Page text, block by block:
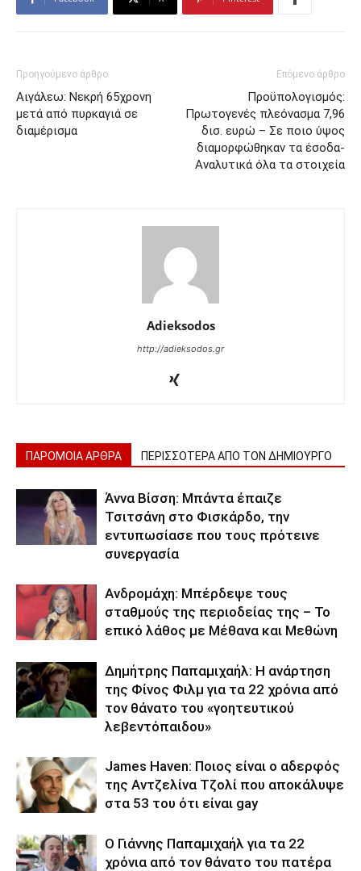
Προηγούμενο άρθρο
Αιγάλεω: Νεκρή 65χρονη
μετά από πυρκαγιά σε
διαμέρισμα
Επόμενο άρθρο
Προϋπολογισμός:
Πρωτογενές πλεόνασμα 7,96
δισ. ευρώ – Σε ποιο ύψος
διαμορφώθηκαν τα έσοδα-
Αναλυτικά όλα τα στοιχεία
Adieksodos
http://adieksodos.gr
ΠΑΡΟΜΟΙΑ ΑΡΘΡΑ ΠΕΡΙΣΣΟΤΕΡΑ ΑΠΟ ΤΟΝ ΔΗΜΙΟΥΡΓΟ
Άννα Βίσση: Μπάντα έπαιζε
Τσιτσάνη στο Φισκάρδο, την
εντυπωσίασε που τους πρότεινε
συνεργασία
Ανδρομάχη: Μπέρδεψε τους
σταθμούς της περιοδείας της – Το
επικό λάθος με Μέθανα και Μεθώνη
Δημήτρης Παπαμιχαήλ: Η ανάρτηση
της Φίνος Φιλμ για τα 22 χρόνια από
τον θάνατο του «γοητευτικού
λεβεντόπαιδου»
James Haven: Ποιος είναι ο αδερφός
της Αντζελίνα Τζολί που αποκάλυψε
στα 53 του ότι είναι gay
Ο Γιάννης Παπαμιχαήλ για τα 22
χρόνια από τον θάνατο του πατέρα